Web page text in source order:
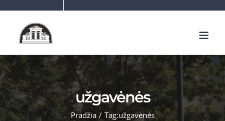
užgavėnės
Pradžia / Tag:užgavėnės